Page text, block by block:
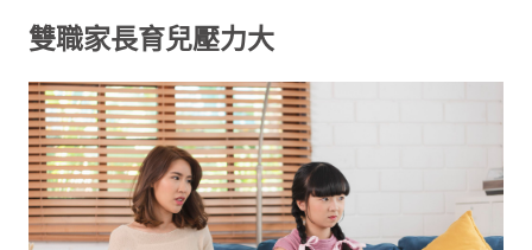
雙職家長育兒壓力大